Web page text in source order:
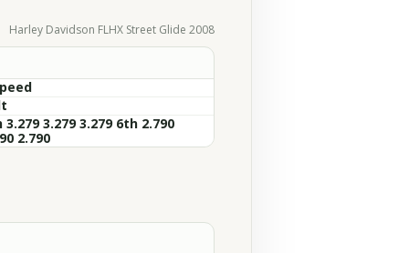
Harley Davidson FLHX Street Glide 2008
3.279 3.279 3.279 6th 2.790
2.790